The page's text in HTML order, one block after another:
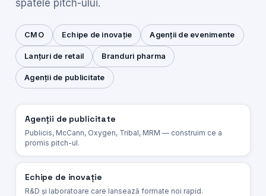
spatele pitch-ului.
CMO Echipe de inovație Agenții de evenimente
Lanțuri de retail Branduri pharma
Agenții de publicitate
Agenții de publicitate
Publicis, McCann, Oxygen, Tribal, MRM — construim ce a
promis pitch-ul.
Echipe de inovație
R&D și laboratoare care lansează formate noi rapid.